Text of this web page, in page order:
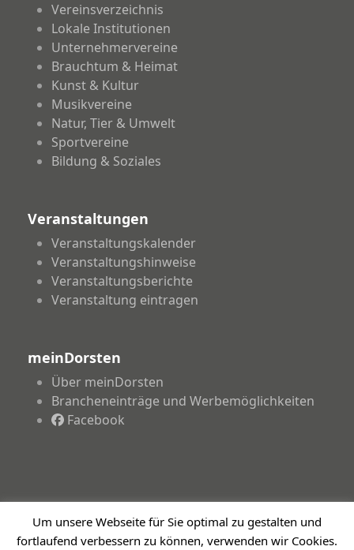
Vereinsverzeichnis
Lokale Institutionen
Unternehmervereine
Brauchtum & Heimat
Kunst & Kultur
Musikvereine
Natur, Tier & Umwelt
Sportvereine
Bildung & Soziales
Veranstaltungen
Veranstaltungskalender
Veranstaltungshinweise
Veranstaltungsberichte
Veranstaltung eintragen
meinDorsten
Über meinDorsten
Brancheneinträge und Werbemöglichkeiten
Facebook
Copyright 2026 - meinDorsten.de - Informationen für
unsere Region
Um unsere Webseite für Sie optimal zu gestalten und
fortlaufend verbessern zu können, verwenden wir Cookies.